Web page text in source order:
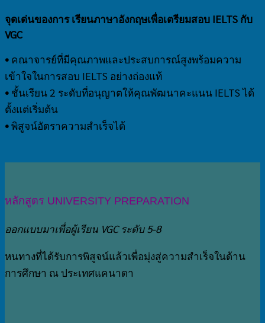
จุดเด่นของการ เรียนภาษาอังกฤษเพื่อเตรียมสอบ IELTS กับ
VGC
• คณาจารย์ที่มีคุณภาพและประสบการณ์สูงพร้อมความ
เข้าใจในการสอบ IELTS อย่างถ่องแท้
• ชั้นเรียน 2 ระดับที่อนุญาตให้คุณพัฒนาคะแนน IELTS ได้
ตั้งแต่เริ่มต้น
•พิสูจน์อัตราความสำเร็จได้
หลักสูตร UNIVERSITY PREPARATION
ออกแบบมาเพื่อผู้เรียน VGC ระดับ 5-8
หนทางที่ได้รับการพิสูจน์แล้วเพื่อมุ่งสู่ความสำเร็จในด้าน
การศึกษา ณ​ ประเทศแคนาดา